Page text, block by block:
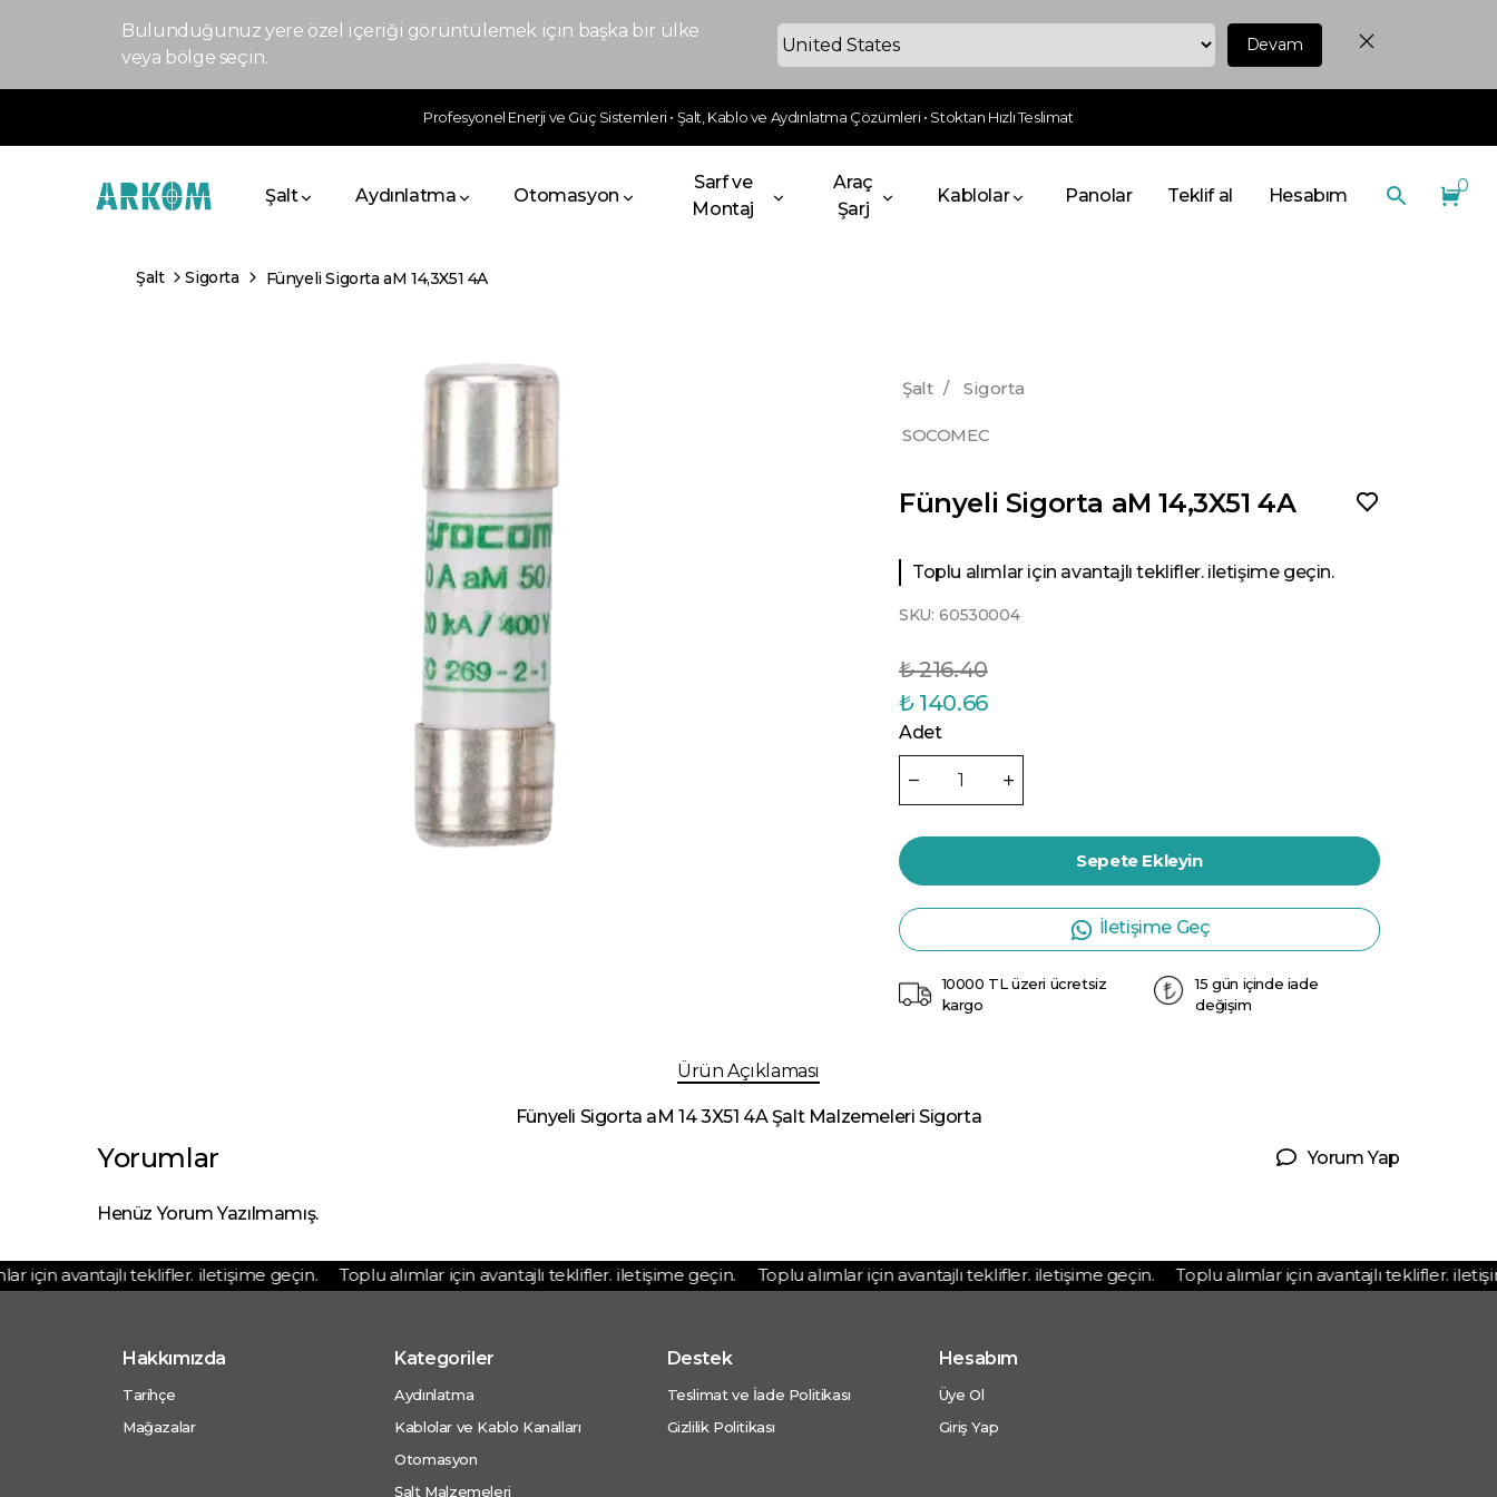
Bulunduğunuz yere özel içeriği görüntülemek için başka bir ülke
veya bölge seçin.
Devam
Profesyonel Enerji ve Güç Sistemleri • Şalt, Kablo ve Aydınlatma Çözümleri • Stoktan Hızlı Teslimat
Şalt Aydınlatma Otomasyon
Sarf ve
Montaj
Araç
Şarj
Kablolar Panolar Teklif al Hesabım 0
Şalt Sigorta Fünyeli Sigorta aM 14,3X51 4A
Şalt / Sigorta
SOCOMEC
Fünyeli Sigorta aM 14,3X51 4A
Toplu alımlar için avantajlı teklifler. iletişime geçin.
SKU: 60530004
₺ 216.40
₺ 140.66
Adet
Sepete Ekleyin
İletişime Geç
10000 TL üzeri ücretsiz
kargo
15 gün içinde iade
değişim
Ürün Açıklaması
Fünyeli Sigorta aM 14 3X51 4A Şalt Malzemeleri Sigorta
Yorumlar Yorum Yap
Henüz Yorum Yazılmamış.
için avantajlı teklifler. iletişime geçin. Toplu alımlar için avantajlı teklifler. iletişime geçin. Toplu alımlar için avantajlı teklifler. iletişime geçin. Toplu alımlar için avantajlı teklifler.
Hakkımızda
Tarihçe
Mağazalar
Kategoriler
Aydınlatma
Kablolar ve Kablo Kanalları
Otomasyon
Şalt Malzemeleri
Destek
Teslimat ve İade Politikası
Gizlilik Politikası
Hesabım
Üye Ol
Giriş Yap